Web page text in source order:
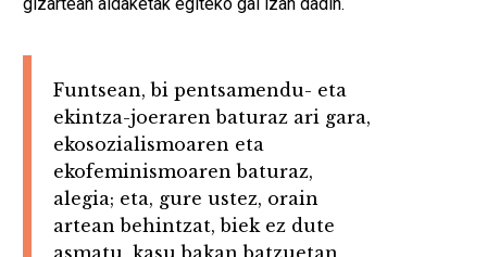
Funtsean, bi pentsamendu- eta
ekintza-joeraren baturaz ari gara,
ekosozialismoaren eta
ekofeminismoaren baturaz,
alegia; eta, gure ustez, orain
artean behintzat, biek ez dute
asmatu, kasu bakan batzuetan